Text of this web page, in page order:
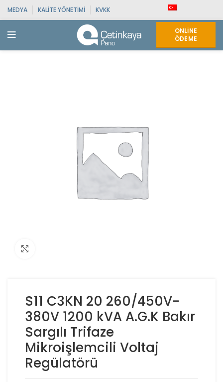
MEDYA KALITE YÖNETIMI KVKK
ONLINE
ÖDEME
S11 C3KN 20 260/450V-
380V 1200 kVA A.G.K Bakır
Sargılı Trifaze
Mikroişlemcili Voltaj
Regülatörü